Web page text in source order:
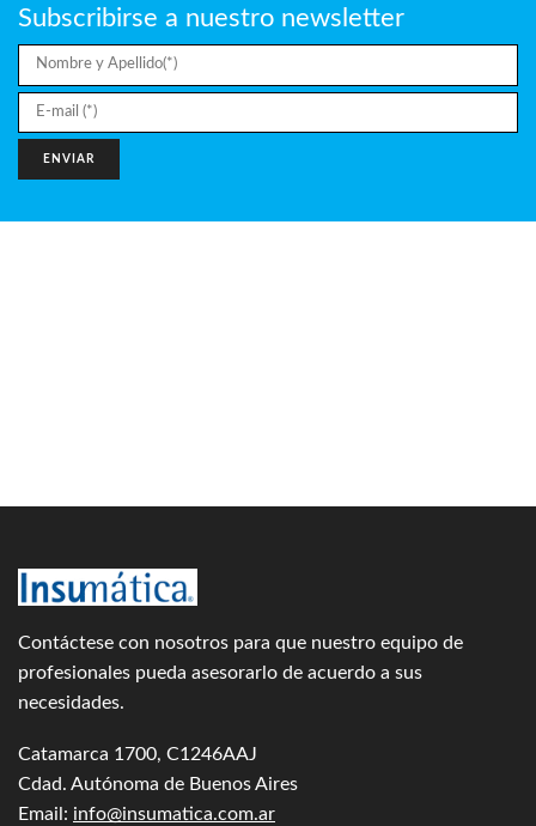
Subscribirse a nuestro newsletter
Contáctese con nosotros para que nuestro equipo de
profesionales pueda asesorarlo de acuerdo a sus
necesidades.
Catamarca 1700, C1246AAJ
Cdad. Autónoma de Buenos Aires
Email: info@insumatica.com.ar